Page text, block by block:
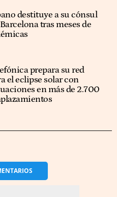
destituye a su cónsul
tras meses de
prepara su red
el eclipse solar con
en más de 2.700